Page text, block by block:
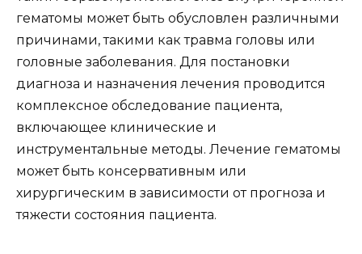
гематомы может быть обусловлен различными
причинами, такими как травма головы или
головные заболевания. Для постановки
диагноза и назначения лечения проводится
комплексное обследование пациента,
включающее клинические и
инструментальные методы. Лечение гематомы
может быть консервативным или
хирургическим в зависимости от прогноза и
тяжести состояния пациента.